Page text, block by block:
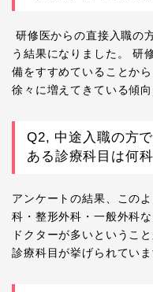
研修医からの直接入職の
う結果になりました。 研
備をすすめていることか
徐々に増えてきている傾向
Q2, 中途入職の方
ある診療科目は何
アンケートの結果、この
科・整形外科・一般外科
ドクターが多いというこ
診療科目が挙げられていま